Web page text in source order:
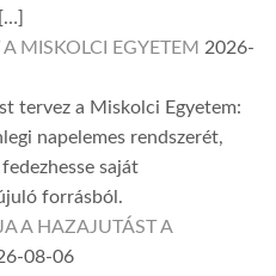
MISKOLCI EGYETEM 2026-
tervez a Miskolci Egyetem:
napelemes rendszerét,
saját
forrásból.
A HAZAJUTÁST A
08-06